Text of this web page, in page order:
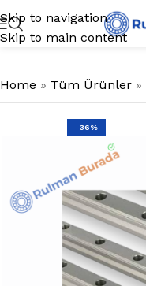
Skip to navigation
Skip to main content
Home » Tüm Ürünler »
-36%